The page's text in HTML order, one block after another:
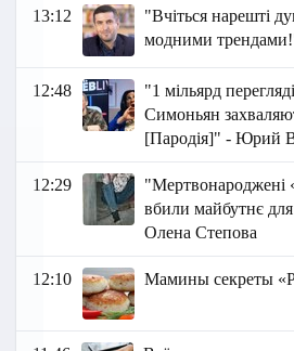
13:12
"Вчіться нарешті
модними
12:48
"1 мільярд
Симоньян
[Пародія]" -
12:29
"Мертвонароджені
вбили майбутнє
Олена Степова
12:10 Мамины секреты